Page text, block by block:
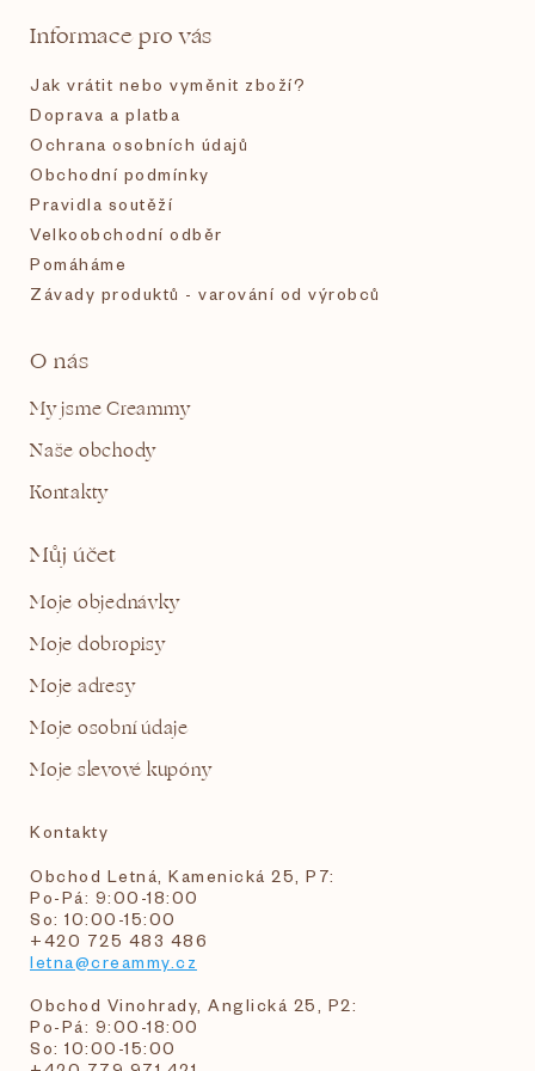
Informace pro vás
Jak vrátit nebo vyměnit zboží?
Doprava a platba
Ochrana osobních údajů
Obchodní podmínky
Pravidla soutěží
Velkoobchodní odběr
Pomáháme
Závady produktů - varování od výrobců
O nás
My jsme Creammy
Naše obchody
Kontakty
Můj účet
Moje objednávky
Moje dobropisy
Moje adresy
Moje osobní údaje
Moje slevové kupóny
Kontakty
Obchod Letná, Kamenická 25, P7:
Po-Pá: 9:00-18:00
So: 10:00-15:00
+420 725 483 486
letna@creammy.cz
Obchod Vinohrady, Anglická 25, P2:
Po-Pá: 9:00-18:00
So: 10:00-15:00